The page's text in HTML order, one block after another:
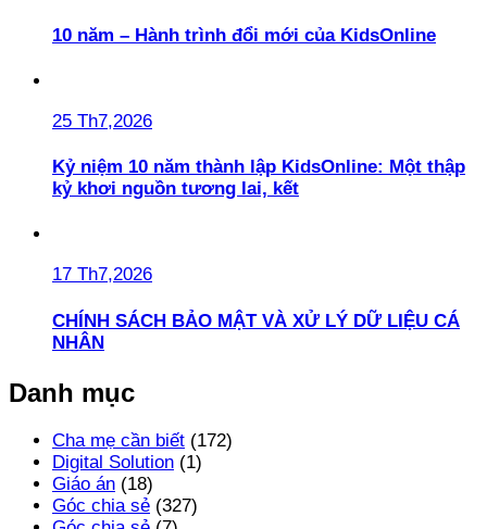
10 năm – Hành trình đổi mới của KidsOnline
25 Th7,2026
Kỷ niệm 10 năm thành lập KidsOnline: Một thập
kỷ khơi nguồn tương lai, kết
17 Th7,2026
CHÍNH SÁCH BẢO MẬT VÀ XỬ LÝ DỮ LIỆU CÁ
NHÂN
Danh mục
Cha mẹ cần biết (172)
Digital Solution (1)
Giáo án (18)
Góc chia sẻ (327)